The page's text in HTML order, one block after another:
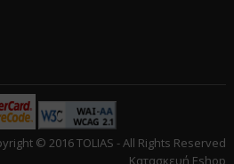
© 2016 TOLIAS - All Rights Reserved
Κατασκευή Eshop